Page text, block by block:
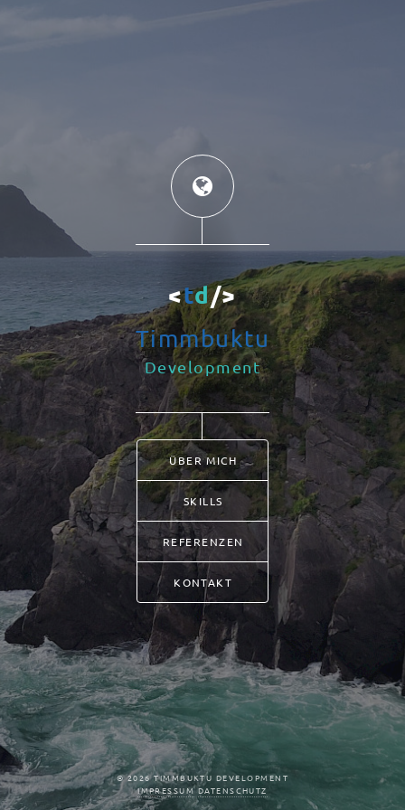
<td/>
Timmbuktu
Development
ÜBER MICH
SKILLS
REFERENZEN
KONTAKT
© 2026 TIMMBUKTU DEVELOPMENT
IMPRESSUM DATENSCHUTZ